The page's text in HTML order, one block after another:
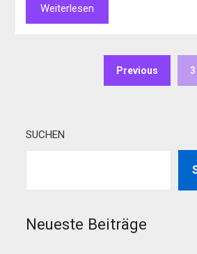
Weiterlesen
Previous 3
SUCHEN
Neueste Beiträge